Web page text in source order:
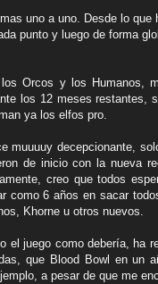
uno a uno. Desde lo
punto y luego de forma
Orcos y los Humanos,
los 12 meses restantes,
ya los elfos pro.
muuuuy decepcionante,
de inicio con la nueva
creo que todos
como 6 años en sacar
Khorne u otros nuevos.
el juego como debería, ha
que Blood Bowl en un
a pesar de que me